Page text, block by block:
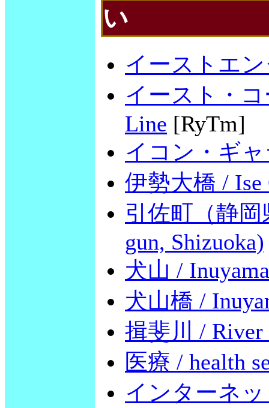
い
イーストエン
イースト・コ
Line [RyTm]
イコン・ギ
伊勢大橋 / Ise
引佐町（静岡
gun, Shizuoka)
犬山 / Inuyama
犬山橋 /
揖斐川 /
医療 / health
インターネッ